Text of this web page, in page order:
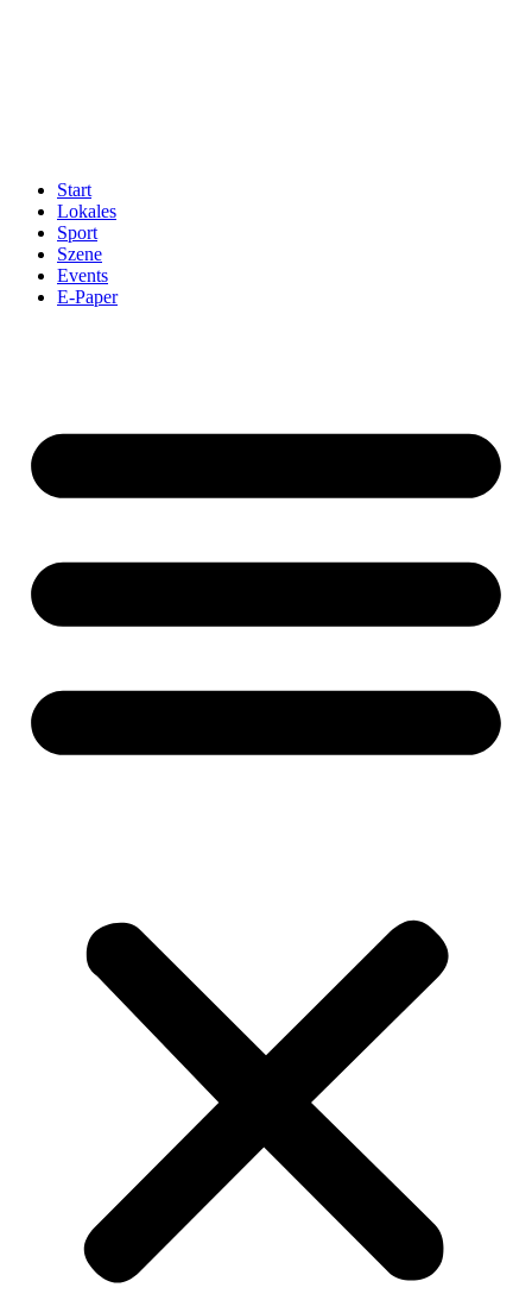
Start
Lokales
Sport
Szene
Events
E-Paper